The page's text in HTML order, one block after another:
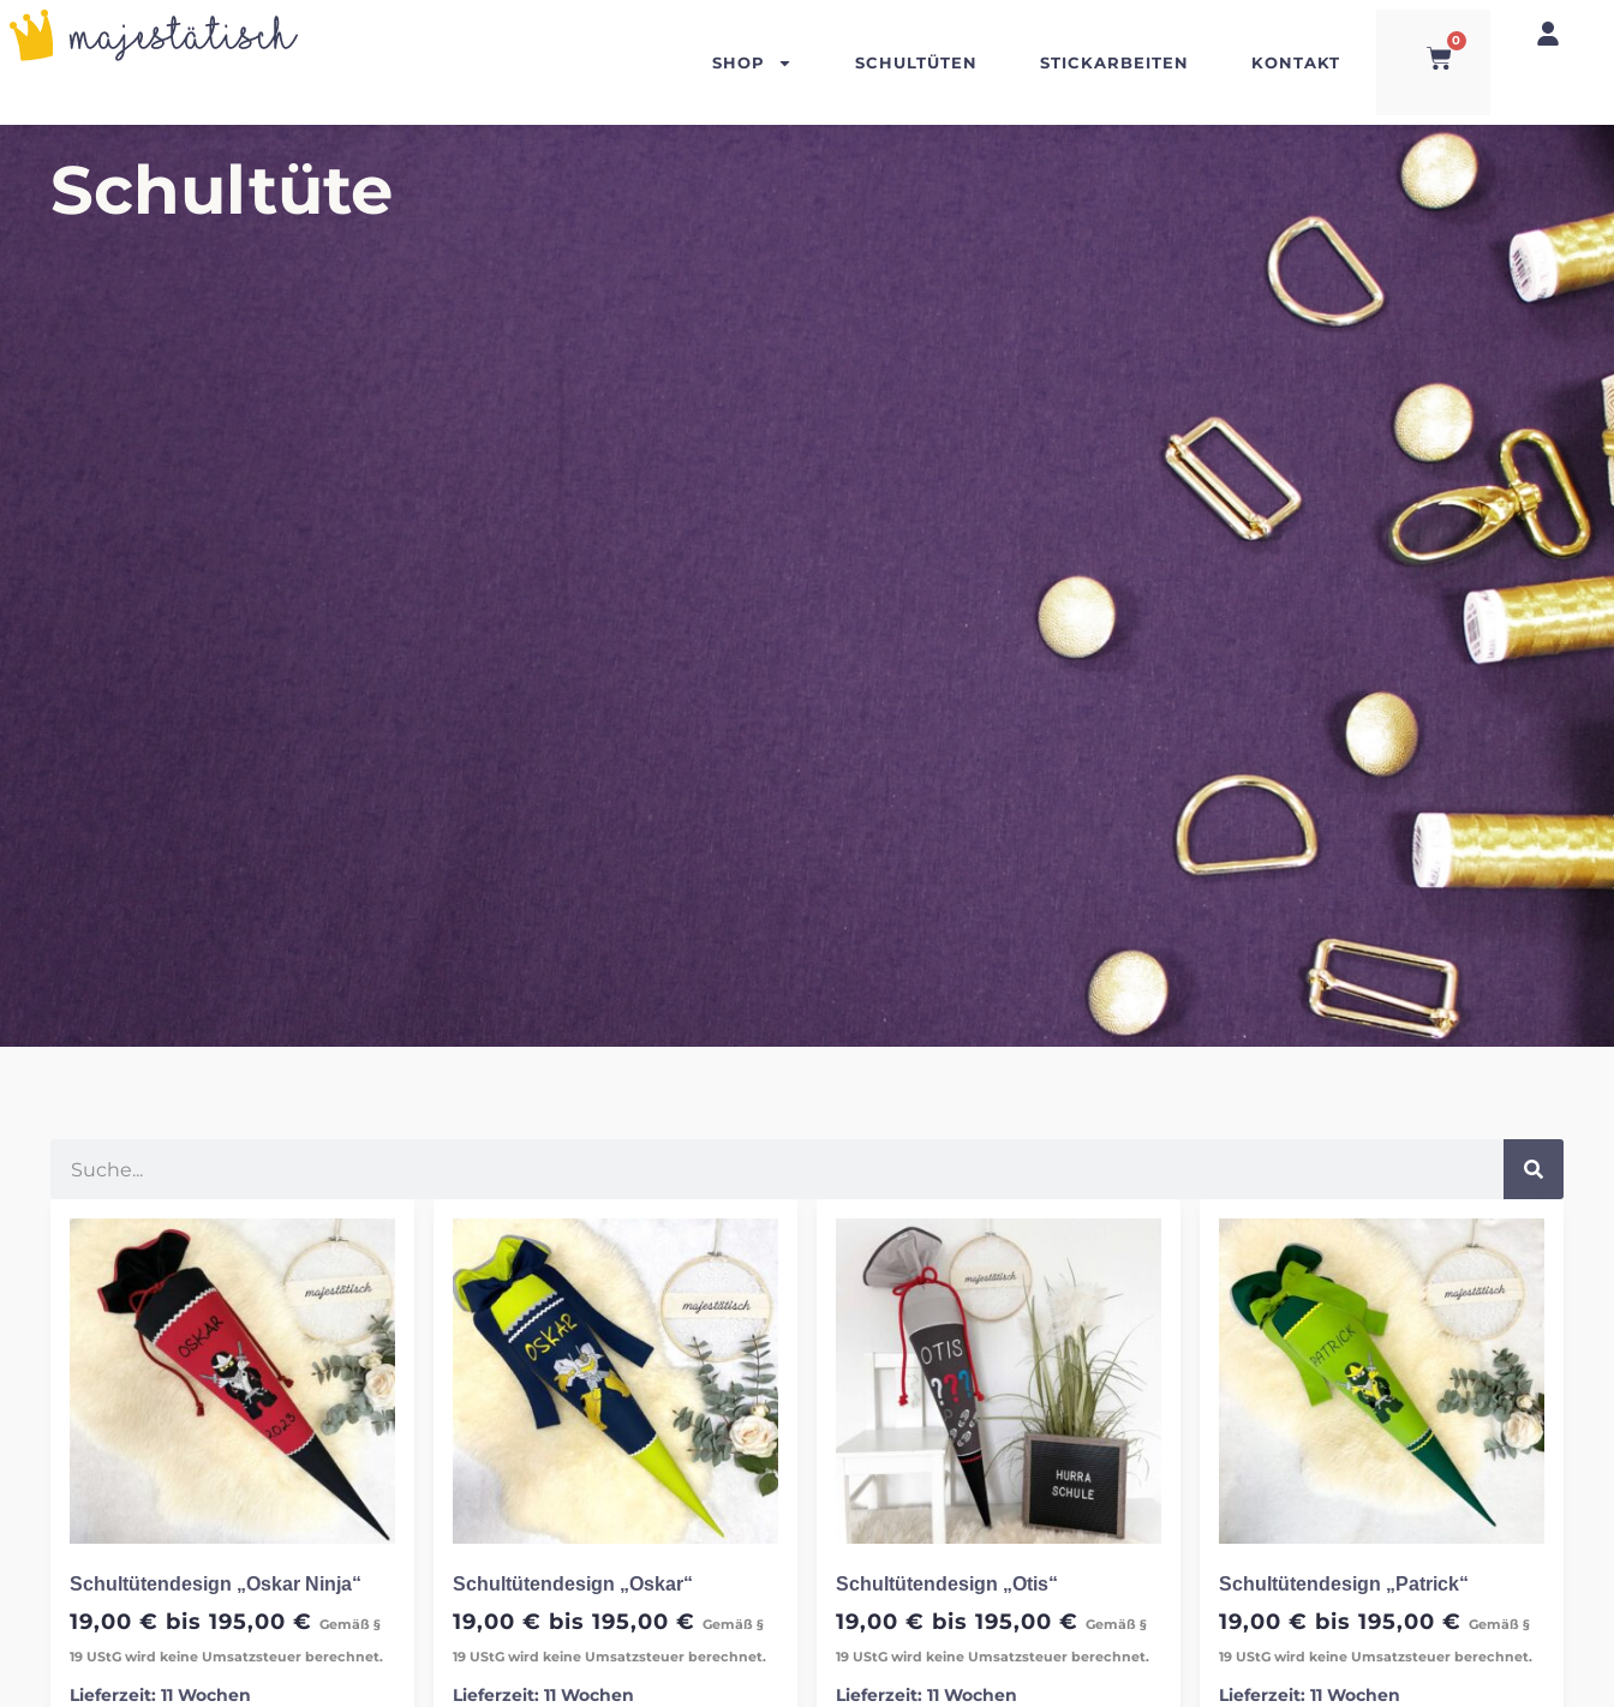
SHOP SCHULTÜTEN STICKARBEITEN KONTAKT
0
Schultüte
Schultütendesign „Oskar Ninja“
19,00 € bis 195,00 € Gemäß §
19 UStG wird keine Umsatzsteuer berechnet.
Lieferzeit: 11 Wochen
Schultütendesign „Oskar“
19,00 € bis 195,00 € Gemäß §
19 UStG wird keine Umsatzsteuer berechnet.
Lieferzeit: 11 Wochen
Schultütendesign „Otis“
19,00 € bis 195,00 € Gemäß §
19 UStG wird keine Umsatzsteuer berechnet.
Lieferzeit: 11 Wochen
Schultütendesign „Patrick“
19,00 € bis 195,00 € Gemäß §
19 UStG wird keine Umsatzsteuer berechnet.
Lieferzeit: 11 Wochen